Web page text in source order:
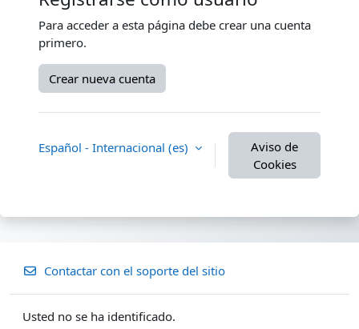
Para acceder a esta página debe crear una cuenta
primero.
Crear nueva cuenta
Español - Internacional ‎(es)‎
Aviso de
Cookies
Contactar con el soporte del sitio
Usted no se ha identificado.